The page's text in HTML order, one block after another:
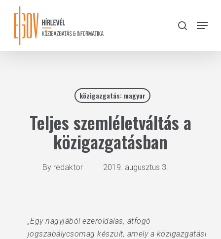
content
search
Menu
közigazgatás: magyar
Teljes szemléletváltás a
közigazgatásban
By redaktor 2019. augusztus 3.
„Egy nagyjából ezeroldalas, átfogó
jogszabálycsomag készült, amely a közigazgatási
Close